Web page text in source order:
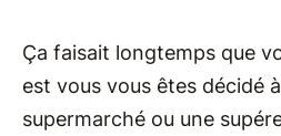
Ça faisait longtemps que
est vous vous êtes décidé
supermarché ou une